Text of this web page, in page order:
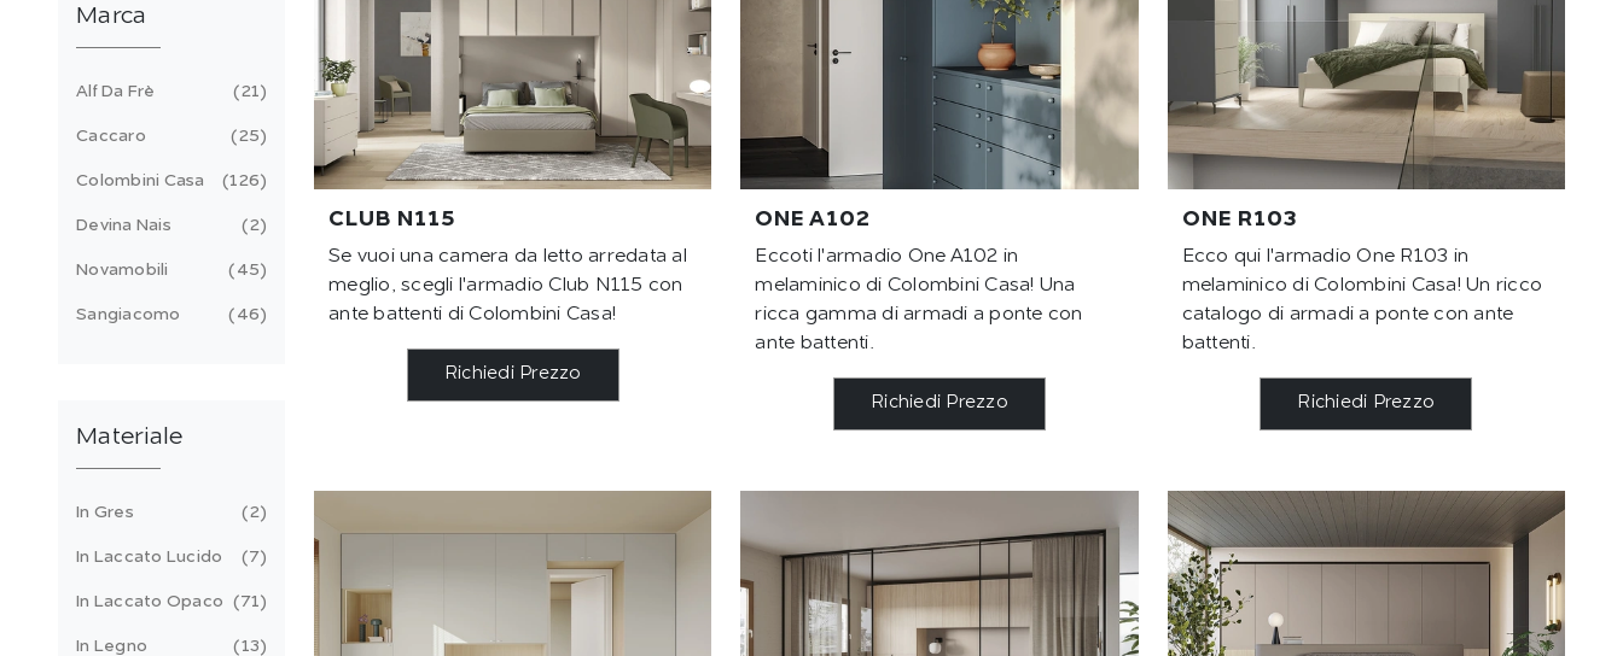
CLUB N115
Se vuoi una camera da letto arredata al
meglio, scegli l'armadio Club N115 con
ante battenti di Colombini Casa!
Richiedi Prezzo
ONE A102
Eccoti l'armadio One A102 in
melaminico di Colombini Casa! Una
ricca gamma di armadi a ponte con
ante battenti.
Richiedi Prezzo
ONE R103
Ecco qui l'armadio One R103 in
melaminico di Colombini Casa! Un ricco
catalogo di armadi a ponte con ante
battenti.
Richiedi Prezzo
Marca
Alf Da Frè 21
Caccaro 25
Colombini Casa 126
Devina Nais 2
Novamobili 45
Sangiacomo 46
Materiale
In Gres 2
In Laccato Lucido 7
In Laccato Opaco 71
In Legno 13